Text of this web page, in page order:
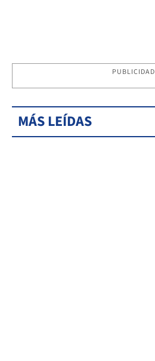
PUBLICIDAD
MÁS LEÍDAS